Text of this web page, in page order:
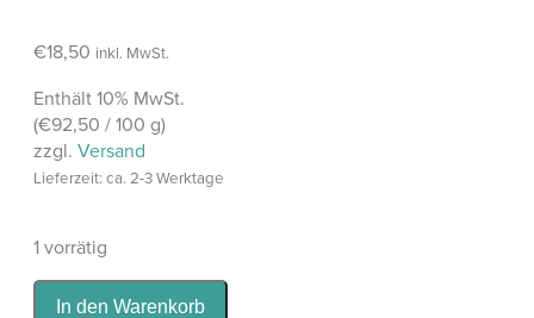
€18,50 inkl. MwSt.
Enthält 10% MwSt.
(€92,50 / 100 g)
zzgl. Versand
Lieferzeit: ca. 2-3 Werktage
1 vorrätig
In den Warenkorb